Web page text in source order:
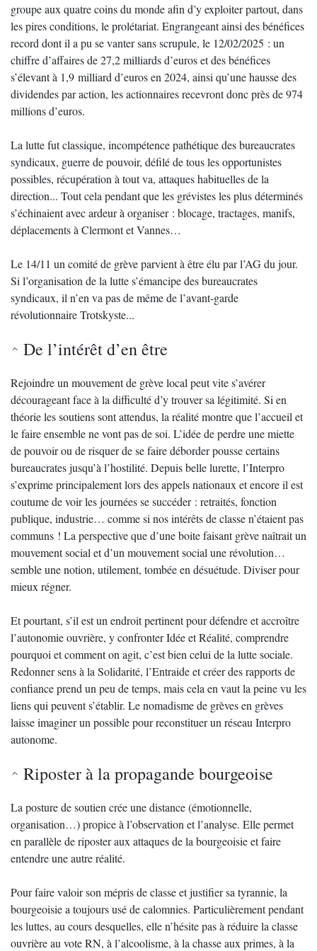
groupe aux quatre coins du monde afin d’y exploiter partout, dans
les pires conditions, le prolétariat. Engrangeant ainsi des bénéfices
record dont il a pu se vanter sans scrupule, le 12/02/2025 : un
chiffre d’affaires de 27,2 milliards d’euros et des bénéfices
s’élevant à 1,9 milliard d’euros en 2024, ainsi qu’une hausse des
dividendes par action, les actionnaires recevront donc près de 974
millions d’euros.
La lutte fut classique, incompétence pathétique des bureaucrates
syndicaux, guerre de pouvoir, défilé de tous les opportunistes
possibles, récupération à tout va, attaques habituelles de la
direction... Tout cela pendant que les grévistes les plus déterminés
s’échinaient avec ardeur à organiser : blocage, tractages, manifs,
déplacements à Clermont et Vannes…
Le 14/11 un comité de grève parvient à être élu par l’AG du jour.
Si l’organisation de la lutte s’émancipe des bureaucrates
syndicaux, il n’en va pas de même de l’avant-garde
révolutionnaire Trotskyste...
De l’intérêt d’en être
Rejoindre un mouvement de grève local peut vite s’avérer
décourageant face à la difficulté d’y trouver sa légitimité. Si en
théorie les soutiens sont attendus, la réalité montre que l’accueil et
le faire ensemble ne vont pas de soi. L’idée de perdre une miette
de pouvoir ou de risquer de se faire déborder pousse certains
bureaucrates jusqu’à l’hostilité. Depuis belle lurette, l’Interpro
s’exprime principalement lors des appels nationaux et encore il est
coutume de voir les journées se succéder : retraités, fonction
publique, industrie… comme si nos intérêts de classe n’étaient pas
communs ! La perspective que d’une boite faisant grève naîtrait un
mouvement social et d’un mouvement social une révolution…
semble une notion, utilement, tombée en désuétude. Diviser pour
mieux régner.
Et pourtant, s’il est un endroit pertinent pour défendre et accroître
l’autonomie ouvrière, y confronter Idée et Réalité, comprendre
pourquoi et comment on agit, c’est bien celui de la lutte sociale.
Redonner sens à la Solidarité, l’Entraide et créer des rapports de
confiance prend un peu de temps, mais cela en vaut la peine vu les
liens qui peuvent s’établir. Le nomadisme de grèves en grèves
laisse imaginer un possible pour reconstituer un réseau Interpro
autonome.
Riposter à la propagande bourgeoise
La posture de soutien crée une distance (émotionnelle,
organisation…) propice à l’observation et l’analyse. Elle permet
en parallèle de riposter aux attaques de la bourgeoisie et faire
entendre une autre réalité.
Pour faire valoir son mépris de classe et justifier sa tyrannie, la
bourgeoisie a toujours usé de calomnies. Particulièrement pendant
les luttes, au cours desquelles, elle n’hésite pas à réduire la classe
ouvrière au vote RN, à l’alcoolisme, à la chasse aux primes, à la